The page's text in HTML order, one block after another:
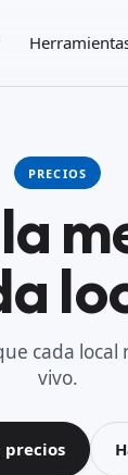
PRECIOS
cada
vivo.
precios